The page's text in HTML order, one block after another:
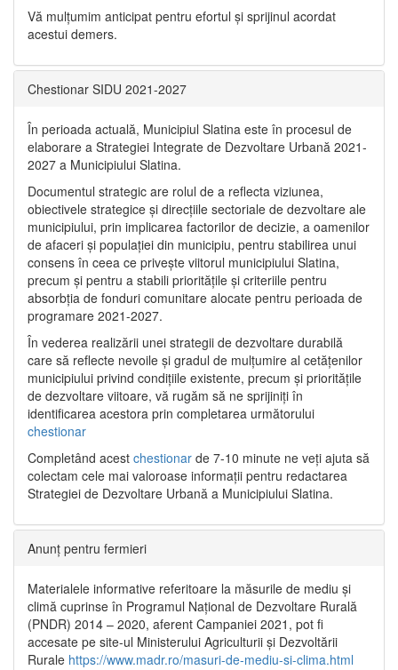
Vă mulţumim anticipat pentru efortul şi sprijinul acordat
acestui demers.
Chestionar SIDU 2021-2027
În perioada actuală, Municipiul Slatina este în procesul de
elaborare a Strategiei Integrate de Dezvoltare Urbană 2021‐
2027 a Municipiului Slatina.
Documentul strategic are rolul de a reflecta viziunea,
obiectivele strategice și direcțiile sectoriale de dezvoltare ale
municipiului, prin implicarea factorilor de decizie, a oamenilor
de afaceri și populației din municipiu, pentru stabilirea unui
consens în ceea ce privește viitorul municipiului Slatina,
precum și pentru a stabili prioritățile și criteriile pentru
absorbția de fonduri comunitare alocate pentru perioada de
programare 2021-2027.
În vederea realizării unei strategii de dezvoltare durabilă
care să reflecte nevoile și gradul de mulțumire al cetățenilor
municipiului privind condițiile existente, precum și prioritățile
de dezvoltare viitoare, vă rugăm să ne sprijiniți în
identificarea acestora prin completarea următorului
chestionar
Completând acest chestionar de 7-10 minute ne veți ajuta să
colectam cele mai valoroase informații pentru redactarea
Strategiei de Dezvoltare Urbană a Municipiului Slatina.
Anunț pentru fermieri
Materialele informative referitoare la măsurile de mediu și
climă cuprinse în Programul Național de Dezvoltare Rurală
(PNDR) 2014 – 2020, aferent Campaniei 2021, pot fi
accesate pe site-ul Ministerului Agriculturii și Dezvoltării
Rurale https://www.madr.ro/masuri-de-mediu-si-clima.html